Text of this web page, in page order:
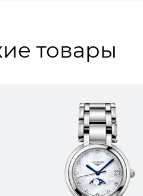
товары